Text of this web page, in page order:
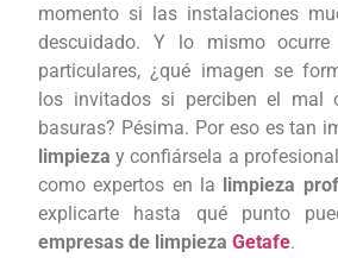
momento si las instalaciones
descuidado. Y lo mismo
particulares, ¿qué imagen se
los invitados si perciben el mal
basuras? Pésima. Por eso es tan
limpieza y confiársela a
como expertos en la limpieza
explicarte hasta qué punto
empresas de limpieza Getafe.